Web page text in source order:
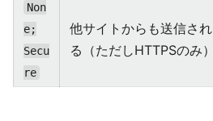
Non
e;
Secu
re
他サイトからも送信され
る（ただしHTTPSのみ）